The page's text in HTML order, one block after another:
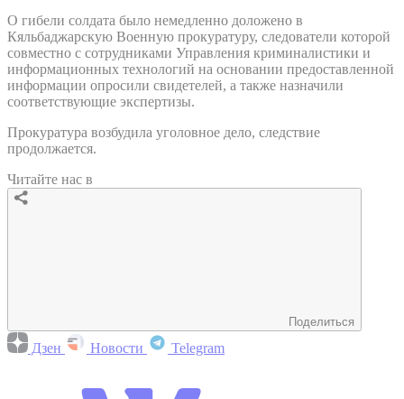
О гибели солдата было немедленно доложено в
Кяльбаджарскую Военную прокуратуру, следователи которой
совместно с сотрудниками Управления криминалистики и
информационных технологий на основании предоставленной
информации опросили свидетелей, а также назначили
соответствующие экспертизы.
Прокуратура возбудила уголовное дело, следствие
продолжается.
Читайте нас в
Поделиться
Дзен Новости Telegram